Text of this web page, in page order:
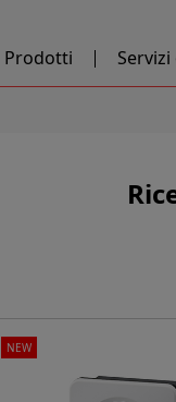
Prodotti
NEW